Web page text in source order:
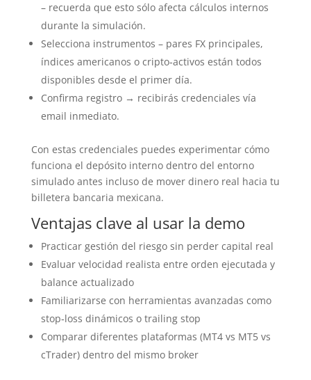
– recuerda que esto sólo afecta cálculos internos
durante la simulación.
Selecciona instrumentos – pares FX principales,
índices americanos o cripto‑activos están todos
disponibles desde el primer día.
Confirma registro → recibirás credenciales vía
email inmediato.
Con estas credenciales puedes experimentar cómo
funciona el depósito interno dentro del entorno
simulado antes incluso de mover dinero real hacia tu
billetera bancaria mexicana.
Ventajas clave al usar la demo
Practicar gestión del riesgo sin perder capital real
Evaluar velocidad realista entre orden ejecutada y
balance actualizado
Familiarizarse con herramientas avanzadas como
stop‑loss dinámicos o trailing stop
Comparar diferentes plataformas (MT4 vs MT5 vs
cTrader) dentro del mismo broker